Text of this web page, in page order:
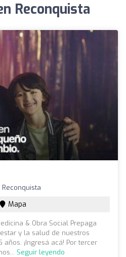
Reconquista
Mapa
& Obra Social Prepaga
y la salud de nuestros
¡Ingresá acá! Por tercer
Seguir leyendo